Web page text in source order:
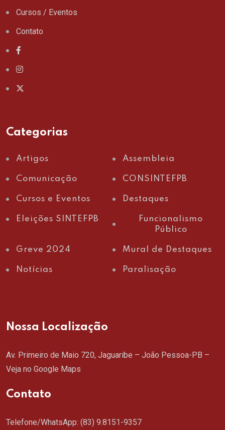
Cursos / Eventos
Contato
Categorias
Artigos Assembleia
Comunicação CONSINTEFPB
Cursos e Eventos Destaques
Eleições SINTEFPB
Funcionalismo
Público
Greve 2024 Mural de Destaques
Notícias Paralisação
Nossa Localização
Av. Primeiro de Maio 720, Jaguaribe – João Pessoa-PB –
Veja no Google Maps
Contato
Telefone/WhatsApp: (83) 9.8151-9357